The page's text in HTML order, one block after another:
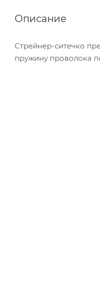
Описание
Стрейнер-ситечко
пружину проволока